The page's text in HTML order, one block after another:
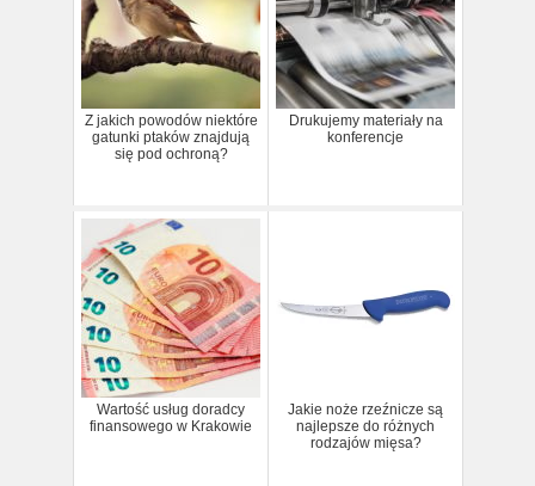
Z jakich powodów niektóre
gatunki ptaków znajdują
się pod ochroną?
Drukujemy materiały na
konferencje
Wartość usług doradcy
finansowego w Krakowie
Jakie noże rzeźnicze są
najlepsze do różnych
rodzajów mięsa?